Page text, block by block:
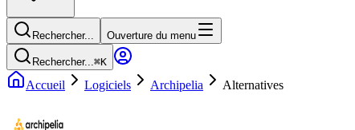
Rechercher... Ouverture du menu
Rechercher...⌘K
Accueil Logiciels Archipelia Alternatives